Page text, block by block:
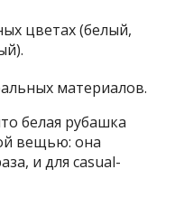
цветах (белый,
материалов.
белая рубашка
вещью: она
и для casual-